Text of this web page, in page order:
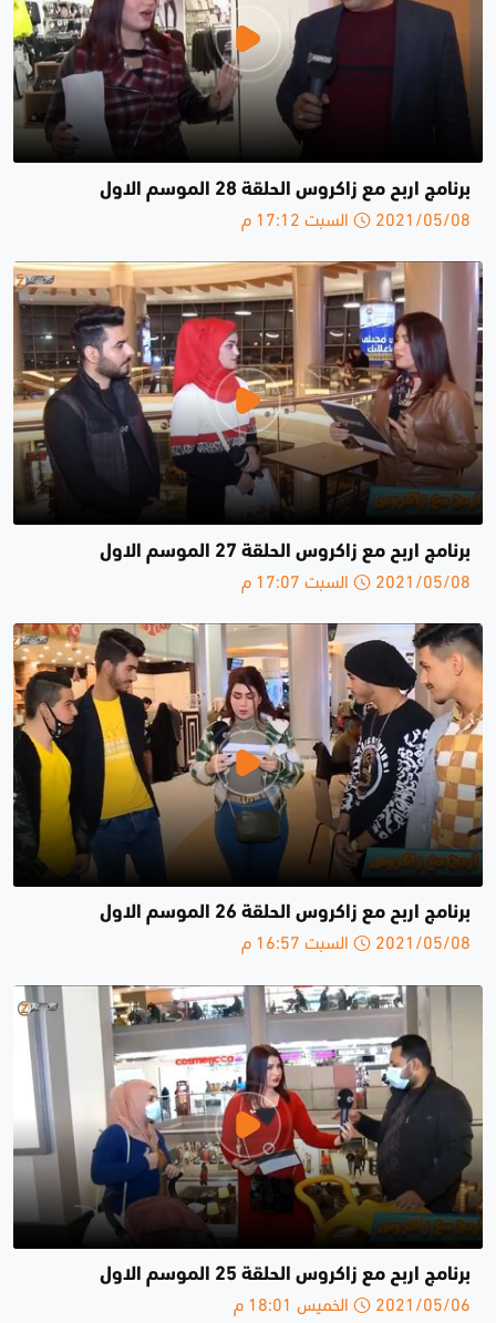
برنامج اربح مع زاكروس الحلقة 28 الموسم الاول
2021/05/08 السبت 17:12 م
برنامج اربح مع زاكروس الحلقة 27 الموسم الاول
2021/05/08 السبت 17:07 م
برنامج اربح مع زاكروس الحلقة 26 الموسم الاول
2021/05/08 السبت 16:57 م
برنامج اربح مع زاكروس الحلقة 25 الموسم الاول
2021/05/06 الخميس 18:01 م